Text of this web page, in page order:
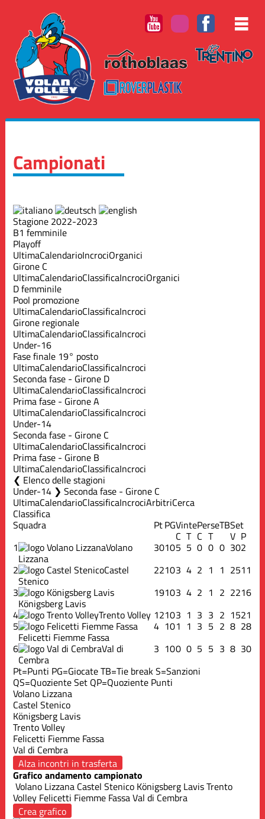
Campionati
Stagione 2022-2023
B1 femminile
Playoff
UltimaCalendarioIncrociOrganici
Girone C
UltimaCalendarioClassificaIncrociOrganici
D femminile
Pool promozione
UltimaCalendarioClassificaIncroci
Girone regionale
UltimaCalendarioClassificaIncroci
Under-16
Fase finale 19° posto
UltimaCalendarioClassificaIncroci
Seconda fase - Girone D
UltimaCalendarioClassificaIncroci
Prima fase - Girone A
UltimaCalendarioClassificaIncroci
Under-14
Seconda fase - Girone C
UltimaCalendarioClassificaIncroci
Prima fase - Girone B
UltimaCalendarioClassificaIncroci
Elenco delle stagioni
Under-14 ❯ Seconda fase - Girone C
UltimaCalendarioClassificaIncrociArbitriCerca
Classifica
Squadra PtPGVintePerseTBSet
C T C T V P
1 Volano
Lizzana
30105 5 0 0 0 302
2
Castel
Stenico
22103 4 2 1 1 2511
3
Königsberg Lavis
19103 4 2 1 2 2216
4
Trento Volley 12103 1 3 3 2 1521
5
Felicetti Fiemme Fassa
4 101 1 3 5 2 8 28
6
Val di
Cembra
3 100 0 5 5 3 8 30
Pt=Punti PG=GiocateTB=Tie breakS=Sanzioni
QS=Quoziente Set QP=Quoziente Punti
Volano Lizzana
Castel Stenico
Königsberg Lavis
Trento Volley
Felicetti Fiemme Fassa
Val di Cembra
Alza incontri in trasferta
Grafico andamento campionato
Volano Lizzana Castel Stenico Königsberg LavisTrento
Volley Felicetti Fiemme FassaVal di Cembra
Crea grafico